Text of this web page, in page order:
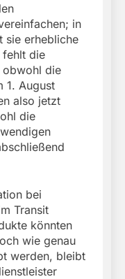
in
sie erhebliche
fehlt die
obwohl die
1. August
also jetzt
die
bei
Transit
könnten
wie genau
werden, bleibt